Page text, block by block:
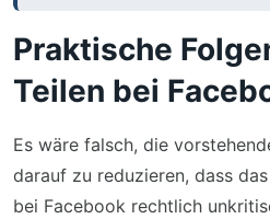
Praktische
Teilen bei
Es wäre falsch, die
darauf zu reduzieren, dass
bei Facebook rechtlich